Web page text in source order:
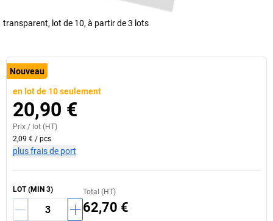
transparent, lot de 10, à partir de 3 lots
Nouveau
en lot de 10 seulement
20,90 €
Prix / lot (HT)
2,09 € / pcs
plus frais de port
LOT(MIN 3) Total (HT)
62,70 €